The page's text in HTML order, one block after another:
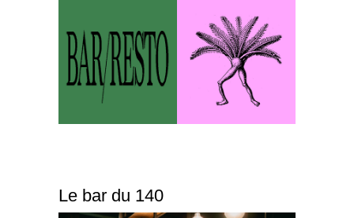
Le bar du 140